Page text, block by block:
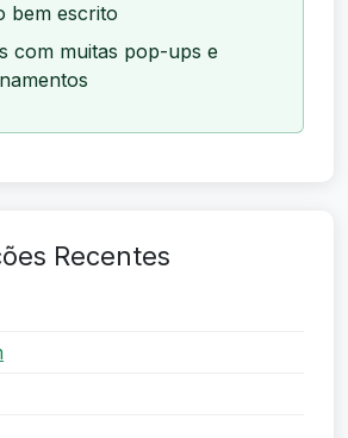
bem escrito
com muitas pop-ups e
Recentes